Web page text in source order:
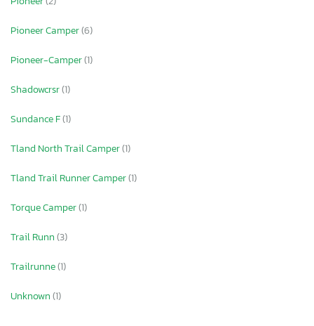
Pioneer Camper(6)
Pioneer-Camper(1)
Shadowcrsr(1)
Sundance F(1)
Tland North Trail Camper(1)
Tland Trail Runner Camper(1)
Torque Camper(1)
Trail Runn(3)
Trailrunne(1)
Unknown(1)